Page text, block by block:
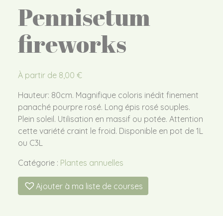
Pennisetum
fireworks
À partir de 8,00 €
Hauteur: 80cm. Magnifique coloris inédit finement
panaché pourpre rosé. Long épis rosé souples.
Plein soleil. Utilisation en massif ou potée. Attention
cette variété craint le froid. Disponible en pot de 1L
ou C3L
Catégorie : Plantes annuelles
Ajouter à ma liste de courses